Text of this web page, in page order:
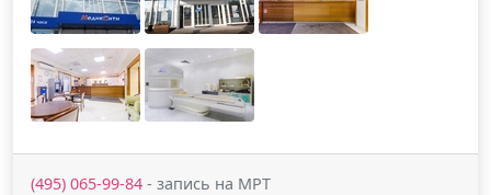
(495) 065-99-84 - запись на МРТ